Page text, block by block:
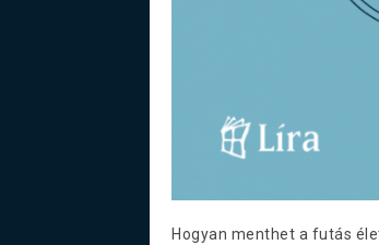
Hogyan menthet a futás